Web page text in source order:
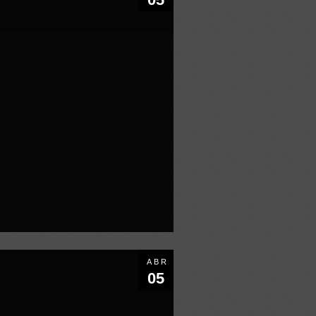
ABR
05